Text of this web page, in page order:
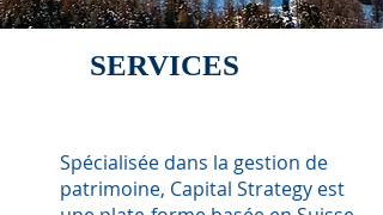
SERVICES
Spécialisée dans la gestion de
patrimoine, Capital Strategy est